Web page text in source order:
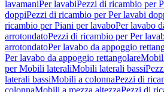
lavamaniPer lavabiPezzi di ricambio per
doppiPezzi di ricambio per Per lavabi
ricambio per Piani per lavaboPer lavabo
arrotondatoPezzi di ricambio per Per
arrotondatoPer lavabo da appoggio
Per lavabo da appoggio rettangolare
per Mobili lateraliMobili laterali bassi
laterali bassiMobili a colonnaPezzi di
colonnaMobili a mezza altezzaPezzi di